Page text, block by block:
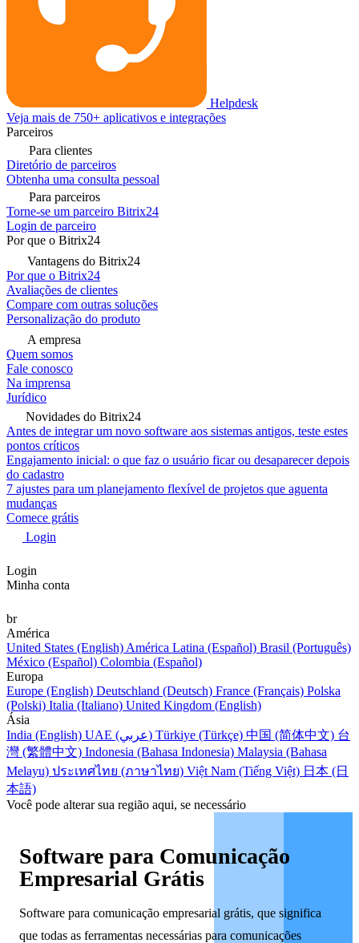
Helpdesk
Veja mais de 750+ aplicativos e integrações
Parceiros
Para clientes
Diretório de parceiros
Obtenha uma consulta pessoal
Para parceiros
Torne-se um parceiro Bitrix24
Login de parceiro
Por que o Bitrix24
Vantagens do Bitrix24
Por que o Bitrix24
Avaliações de clientes
Compare com outras soluções
Personalização do produto
A empresa
Quem somos
Fale conosco
Na imprensa
Jurídico
Novidades do Bitrix24
Antes de integrar um novo software aos sistemas antigos, teste estes
pontos críticos
Engajamento inicial: o que faz o usuário ficar ou desaparecer depois
do cadastro
7 ajustes para um planejamento flexível de projetos que aguenta
mudanças
Comece grátis
Login
Login
Minha conta
br
América
United States (English) América Latina (Español) Brasil (Português)
México (Español) Colombia (Español)
Europa
Europe (English) Deutschland (Deutsch) France (Français) Polska
(Polski) Italia (Italiano) United Kingdom (English)
Ásia
India (English)
UAE (عربي) Türkiye (Türkçe) 中国 (简体中文) 台
灣 (繁體中文) Indonesia (Bahasa Indonesia) Malaysia (Bahasa
Melayu) ประเทศไทย (ภาษาไทย) Việt Nam (Tiếng Việt) 日本 (日
本語)
Você pode alterar sua região aqui, se necessário
Software para Comunicação
Empresarial Grátis
Software para comunicação empresarial grátis, que significa
que todas as ferramentas necessárias para comunicações